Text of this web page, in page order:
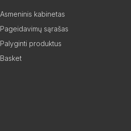
Asmeninis kabinetas
Pageidavimų sąrašas
Palyginti produktus
Basket